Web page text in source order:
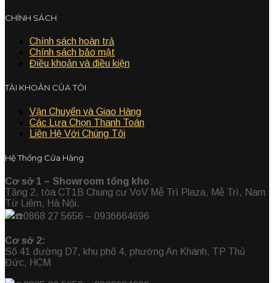
CHÍNH SÁCH
Chính sách hoàn trả
Chính sách bảo mật
Điều khoản và điều kiện
TÀI KHOẢN CỦA TÔI
Vận Chuyển và Giao Hàng
Các Lựa Chọn Thanh Toán
Liên Hệ Với Chúng Tôi
Hệ Thống Cửa Hàng
Cơ sở 1 – Showroom tổng kho:
Tầng 2, tòa CT1B Chung cư VoV Mễ Trì Plaza, Mễ Trì, Nam
Từ Liêm, Hà Nội.
0868 27 5656 – 0936664696
Cơ sở 2:
Số 41 đường D7, khu phố 4, phường An Khánh, TP Thủ
Đức, HCM